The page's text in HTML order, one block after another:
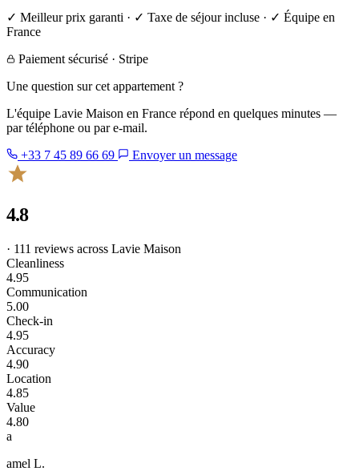
✓ Meilleur prix garanti · ✓ Taxe de séjour incluse · ✓ Équipe en
France
Paiement sécurisé · Stripe
Une question sur cet appartement ?
L'équipe Lavie Maison en France répond en quelques minutes —
par téléphone ou par e-mail.
+33 7 45 89 66 69
Envoyer un message
4.8
· 111 reviews across Lavie Maison
Cleanliness
4.95
Communication
5.00
Check-in
4.95
Accuracy
4.90
Location
4.85
Value
4.80
a
amel L.